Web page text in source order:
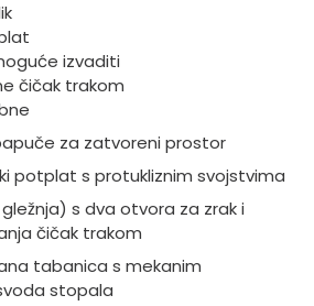
izvaditi
čičak trakom
za zatvoreni prostor
potplat s protukliznim svojstvima
s dva otvora za zrak i
čičak trakom
tabanica s mekanim
stopala